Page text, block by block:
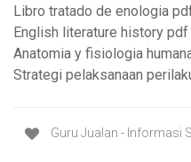
Libro tratado de enologia
English literature history pdf
Anatomia y fisiologia
Strategi pelaksanaan
Guru Jualan - Informasi